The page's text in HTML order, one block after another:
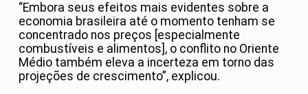
“Embora seus efeitos mais evidentes sobre a
economia brasileira até o momento tenham se
concentrado nos preços [especialmente
combustíveis e alimentos], o conflito no Oriente
Médio também eleva a incerteza em torno das
projeções de crescimento”, explicou.